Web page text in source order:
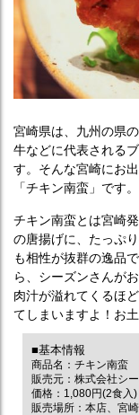
宮崎県は、九州の県
牛などに代表される
す。そんな宮崎にお
「チキン南蛮」です。
チキン南蛮とは宮崎
の唐揚げに、たっぷ
も相性が抜群の逸品
ら、シーズンさんが
肉汁が溢れてくるほ
てしまいますよ！お土
■基本情報
商品名：チキン南蛮
販売元：株式会社シ
価格：1,080円(2食入)
販売場所：本店、宮